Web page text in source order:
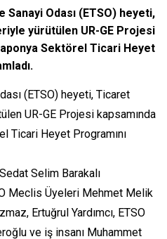
Odası (ETSO) heyeti,
yürütülen UR-GE Projesi
Sektörel Ticari Heyet
(ETSO) heyeti, Ticaret
UR-GE Projesi kapsamında
Ticari Heyet Programını
Selim Barakalı
Meclis Üyeleri Mehmet Melik
Ertuğrul Yardımcı, ETSO
ve iş insanı Muhammet